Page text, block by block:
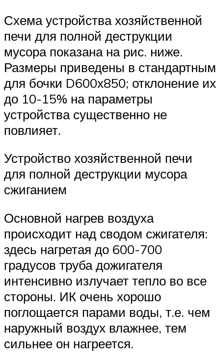
Схема устройства хозяйственной
печи для полной деструкции
мусора показана на рис. ниже.
Размеры приведены в стандартным
для бочки D600х850; отклонение их
до 10-15% на параметры
устройства существенно не
повлияет.
Устройство хозяйственной печи
для полной деструкции мусора
сжиганием
Основной нагрев воздуха
происходит над сводом сжигателя:
здесь нагретая до 600-700
градусов труба дожигателя
интенсивно излучает тепло во все
стороны. ИК очень хорошо
поглощается парами воды, т.е. чем
наружный воздух влажнее, тем
сильнее он нагреется.